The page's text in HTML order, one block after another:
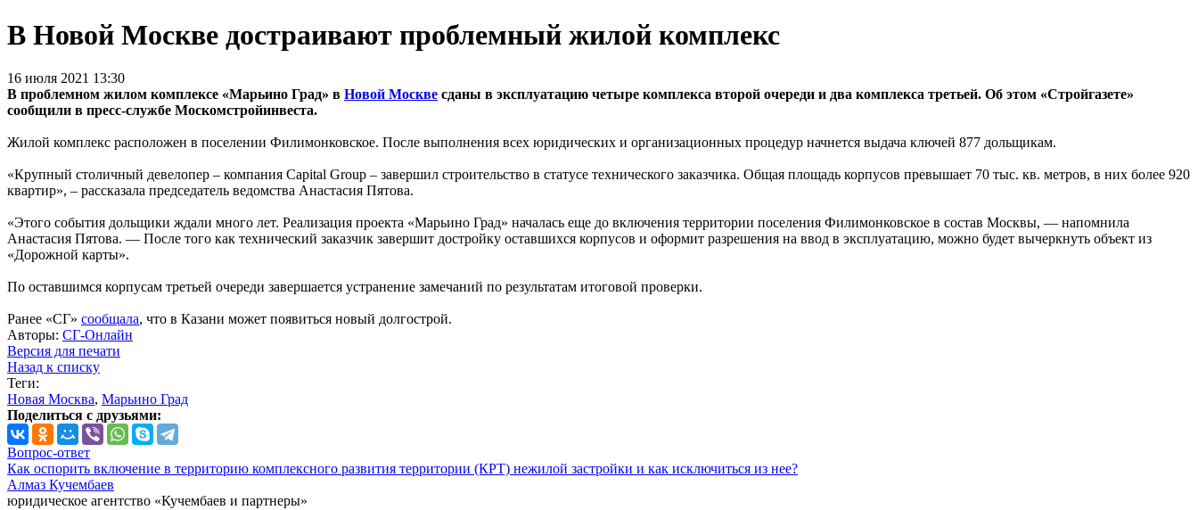
В Новой Москве достраивают проблемный жилой комплекс
16 июля 2021 13:30
В проблемном жилом комплексе «Марьино Град» в Новой Москве сданы в эксплуатацию четыре комплекса второй очереди и два комплекса третьей. Об этом «Стройгазете»
сообщили в пресс-службе Москомстройинвеста.
Жилой комплекс расположен в поселении Филимонковское. После выполнения всех юридических и организационных процедур начнется выдача ключей 877 дольщикам.
«Крупный столичный девелопер – компания Capital Group – завершил строительство в статусе технического заказчика. Общая площадь корпусов превышает 70 тыс. кв. метров, в них более 920
квартир», – рассказала председатель ведомства Анастасия Пятова.
«Этого события дольщики ждали много лет. Реализация проекта «Марьино Град» началась еще до включения территории поселения Филимонковское в состав Москвы, — напомнила
Анастасия Пятова. — После того как технический заказчик завершит достройку оставшихся корпусов и оформит разрешения на ввод в эксплуатацию, можно будет вычеркнуть объект из
«Дорожной карты».
По оставшимся корпусам третьей очереди завершается устранение замечаний по результатам итоговой проверки.
Ранее «СГ» сообщала, что в Казани может появиться новый долгострой.
Авторы: СГ-Онлайн
Версия для печати
Назад к списку
Теги:
Новая Москва, Марьино Град
Поделиться с друзьями:
Вопрос-ответ
Как оспорить включение в территорию комплексного развития территории (КРТ) нежилой застройки и как исключиться из нее?
Алмаз Кучембаев
юридическое агентство «Кучембаев и партнеры»